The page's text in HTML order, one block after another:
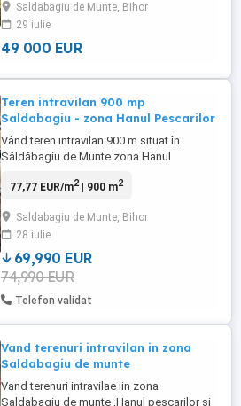
apropierea strazii Nicolae Beldiceanu a
mun. Oradea. Are un front stradal generos
de 25 ml. Drumul ...
Saldabagiu de Munte, Bihor
29 iulie
49 000 EUR
Teren intravilan 900 mp
Saldabagiu - zona Hanul Pescarilor
Vând teren intravilan 900 m situat în
Săldăbagiu de Munte zona Hanul
zonă rezidențială liniștită și selectă, cu
Localizare excelentă: Terenul se află în
imediata vecinătate a restaurantului Hanul
Pescarilor, paralel cu DC37 ...
77,77 EUR/m2| 900 m2
Saldabagiu de Munte, Bihor
28 iulie
69,990 EUR
74,990 EUR
Telefon validat
Vand terenuri intravilan in zona
Saldabagiu de munte
Vand terenuri intravilae iin zona
Saldabagiu de munte ,Hanul pescarilor si